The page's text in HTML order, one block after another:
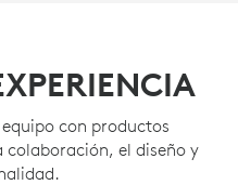
para Microsoft Teams
de dispositivo de Zoom
de implementación
con productos
el diseño y